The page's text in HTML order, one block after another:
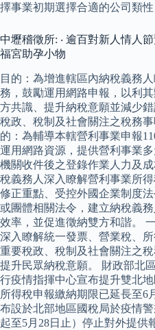
擇事業初期選擇合適的公司類
中壢稽徵所: ‧ 逾百對新人情人
福宮助孕小物
目的：為增進轄區內納稅義務
務，鼓勵運用網路申報，以利
方共識、提升納稅意願並減少
稅政、稅制及社會關注之稅務
的：為輔導本轄營利事業申報
運用網路資源，提供營利事業
機關收件後之登錄作業人力及
稅義務人深入瞭解營利事業所
修正重點、受控外國企業制度
或團體相關法令，建立納稅義
效率，並促進徵納雙方和諧。
深入瞭解統一發票、營業稅、
重要稅政、稅制及社會關注之
提升民眾納稅意願。 財政部北
行疫情指揮中心宣布提升雙北
所得稅申報繳納期限已延長至6
布設於北部地區國稅局於疫情
起至5月28日止）停止對外提供